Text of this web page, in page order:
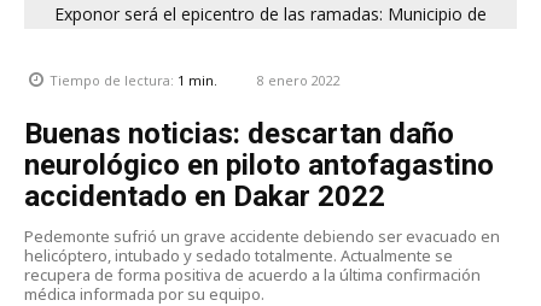
Exponor será el epicentro de las ramadas: Municipio de
Tiempo de lectura: 1 min. 8 enero 2022
Buenas noticias: descartan daño
neurológico en piloto antofagastino
accidentado en Dakar 2022
Pedemonte sufrió un grave accidente debiendo ser evacuado en
helicóptero, intubado y sedado totalmente. Actualmente se
recupera de forma positiva de acuerdo a la última confirmación
médica informada por su equipo.